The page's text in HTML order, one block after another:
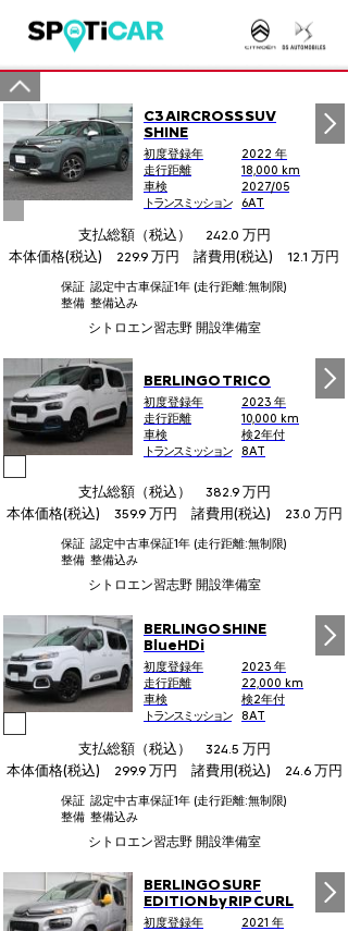
C3 AIRCROSS SUV
SHINE
初度登録年
2022 年
走行距離
18,000 km
車検
2027/05
トランスミッション
6AT
支払総額（税込） 242.0 万円
本体価格(税込)
229.9 万円 諸費用(税込) 12.1 万円
保証 認定中古車保証1年 (走行距離:無制限)
整備 整備込み
シトロエン習志野 開設準備室
BERLINGO TRICO
初度登録年
2023 年
走行距離
10,000 km
車検
検2年付
トランスミッション
8AT
支払総額（税込） 382.9万円
本体価格(税込) 359.9万円 諸費用(税込) 23.0 万円
保証 認定中古車保証1年 (走行距離:無制限)
整備 整備込み
シトロエン習志野 開設準備室
BERLINGO SHINE
BlueHDi
初度登録年
2023 年
走行距離
22,000 km
車検
検2年付
トランスミッション
8AT
支払総額（税込） 324.5 万円
本体価格(税込)
299.9万円 諸費用(税込) 24.6万円
保証 認定中古車保証1年 (走行距離:無制限)
整備 整備込み
シトロエン習志野 開設準備室
BERLINGO SURF
EDITION by RIP CURL
初度登録年
2021 年